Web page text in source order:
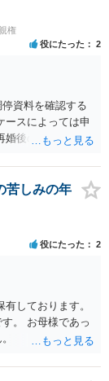
権
役にたった 2
資料を確認する
ースによっては申
婚後の相手方の行
確認する必要が
弁護士にご相談さ
苦しみの年
役にたった 2
しております。
。 お母様であっ